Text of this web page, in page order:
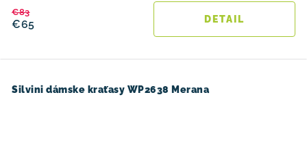
€65
€83
DETAIL
Silvini dámske kraťasy WP2638 Merana